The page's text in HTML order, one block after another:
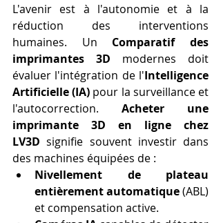
L'avenir est à l'autonomie et à la
réduction des interventions
humaines. Un Comparatif des
imprimantes 3D modernes doit
évaluer l'intégration de l'Intelligence
Artificielle (IA) pour la surveillance et
l'autocorrection. Acheter une
imprimante 3D en ligne chez
LV3D signifie souvent investir dans
des machines équipées de :
Nivellement de plateau
entièrement automatique (ABL)
et compensation active.